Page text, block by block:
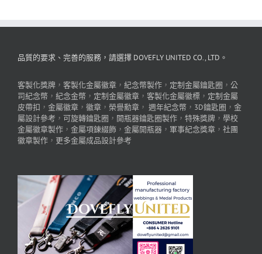
品質的要求、完善的服務，請選擇 DOVEFLY UNITED CO., LTD。
客製化獎牌 ， 客製化金屬徽章 ， 紀念幣製作 ， 定制金屬鑰匙圈 ， 公
司紀念幣 ， 紀念金幣 ， 定制金屬徽章 ， 客製化金屬徽標 ， 定制金屬
皮帶扣 ， 金屬徽章 ， 徽章 ， 榮譽勳章 ， 週年紀念幣 ， 3D鑰匙圈 ， 金
屬設計參考 ， 可旋轉鑰匙圈 ， 開瓶器鑰匙圈製作 ， 特殊獎牌 ， 學校
金屬徽章製作 ， 金屬項鍊綴飾 ， 金屬開瓶器 ， 軍事紀念獎章 ， 社團
徽章製作 ， 更多金屬成品設計參考